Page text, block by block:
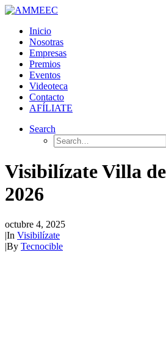
Inicio
Nosotras
Empresas
Premios
Eventos
Videoteca
Contacto
AFÍLIATE
Search
Visibilízate Villa
2026
octubre 4, 2025
|In Visibilízate
|By Tecnocible